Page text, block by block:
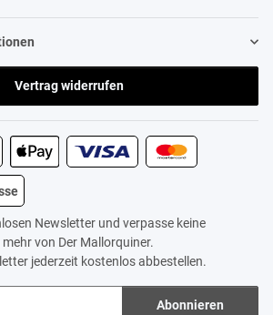
Vertrag widerrufen
Newsletter und verpasse keine
von Der Mallorquiner.
jederzeit kostenlos abbestellen.
Abonnieren